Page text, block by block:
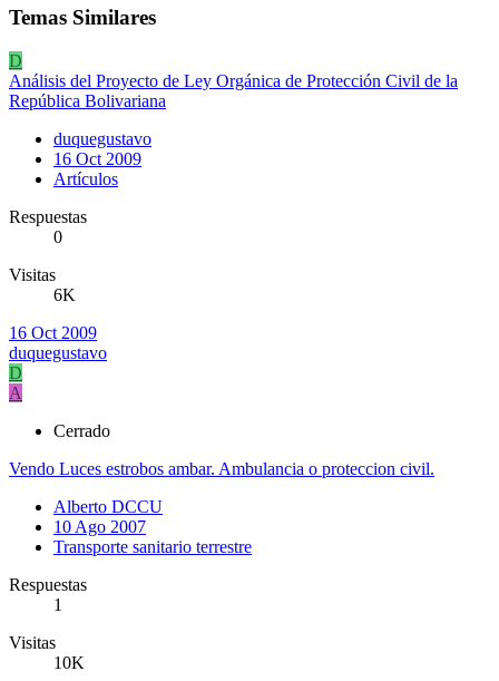
Temas Similares
D
Análisis del Proyecto de Ley Orgánica de Protección Civil de la
República Bolivariana
duquegustavo
16 Oct 2009
Artículos
Respuestas
0
Visitas
6K
16 Oct 2009
duquegustavo
D
A
Cerrado
Vendo Luces estrobos ambar. Ambulancia o proteccion civil.
Alberto DCCU
10 Ago 2007
Transporte sanitario terrestre
Respuestas
1
Visitas
10K